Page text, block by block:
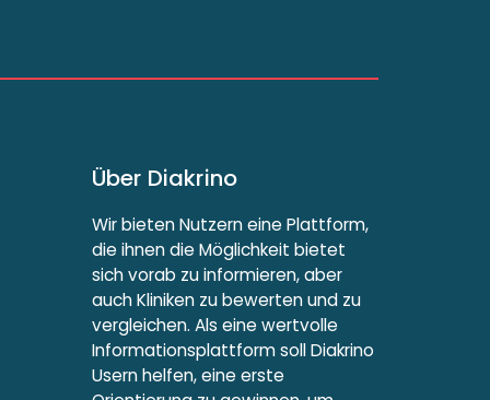
Über Diakrino
Wir bieten Nutzern eine Plattform,
die ihnen die Möglichkeit bietet
sich vorab zu informieren, aber
auch Kliniken zu bewerten und zu
vergleichen. Als eine wertvolle
Informationsplattform soll Diakrino
Usern helfen, eine erste